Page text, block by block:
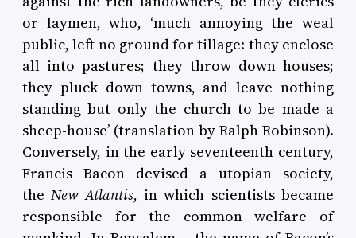
or laymen, who, ‘much annoying the weal
public, left no ground for tillage: they enclose
all into pastures; they throw down houses;
they pluck down towns, and leave nothing
standing but only the church to be made a
sheep-house’ (translation by Ralph Robinson).
Conversely, in the early seventeenth century,
Francis Bacon devised a utopian society,
theNew Atlantis, in which scientists became
responsible for the common welfare of